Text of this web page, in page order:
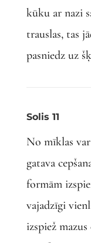
kūku ar nazi
trauslas, tas
pasniedz uz
Solis 11
No mīklas
gatava
formām
vajadzīgi
izspiež